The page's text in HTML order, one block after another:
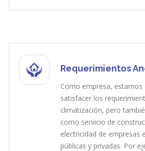
Requerimientos
Como empresa, estamos
satisfacer los
climatización, pero
como servicio de
electricidad de empresas
públicas y privadas. Por